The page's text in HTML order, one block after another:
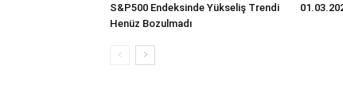
S&P500 Endeksinde Yükseliş Trendi
Henüz Bozulmadı